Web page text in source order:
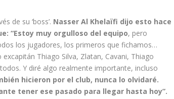
de su ‘boss’. Nasser Al Khelaïfi dijo esto hace
“Estoy muy orgulloso del equipo, pero
los jugadores, los primeros que fichamos…
Thiago Silva, Zlatan, Cavani, Thiago
Y diré algo realmente importante, incluso
hicieron por el club, nunca lo olvidaré.
tener ese pasado para llegar hasta hoy”.